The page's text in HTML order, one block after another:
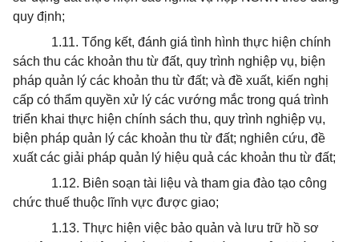
quy định;
1.11. Tổng kết, đánh giá tình hình thực hiện chính
sách thu các khoản thu từ đất, quy trình nghiệp vụ, biện
pháp quản lý các khoản thu từ đất; và đề xuất, kiến nghị
cấp có thẩm quyền xử lý các vướng mắc trong quá trình
triển khai thực hiện chính sách thu, quy trình nghiệp vụ,
biện pháp quản lý các khoản thu từ đất; nghiên cứu, đề
xuất các giải pháp quản lý hiệu quả các khoản thu từ đất;
1.12. Biên soạn tài liệu và tham gia đào tạo công
chức thuế thuộc lĩnh vực được giao;
1.13. Thực hiện việc bảo quản và lưu trữ hồ sơ